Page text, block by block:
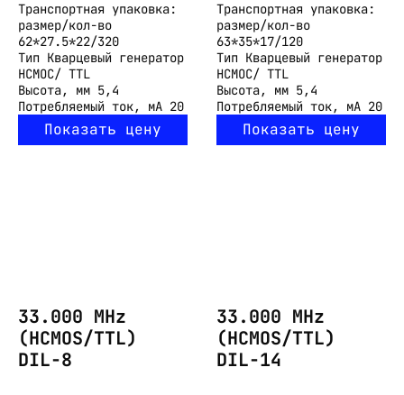
Транспортная упаковка:
размер/кол-во
62*27.5*22/320
Тип Кварцевый генератор
HCMOC/ TTL
Высота, мм 5,4
Потребляемый ток, мА 20
Показать цену
Транспортная упаковка:
размер/кол-во
63*35*17/120
Тип Кварцевый генератор
HCMOC/ TTL
Высота, мм 5,4
Потребляемый ток, мА 20
Показать цену
33.000 MHz
(HCMOS/TTL)
DIL-8
33.000 MHz
(HCMOS/TTL)
DIL-14